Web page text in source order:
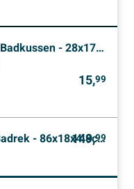
- 28x17cm - klein - model - zwart
15,99
- solid surface - mat wit
149,99